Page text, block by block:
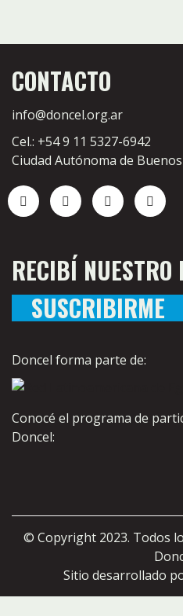
CONTACTO
info@doncel.org.ar
Cel.: +54 9 11 5327-6942
Ciudad Autónoma de
RECIBÍ NUESTRO
SUSCRIBIRME
Doncel forma parte de:
Conocé el programa de
Doncel:
© Copyright 2023. Todos
Sitio desarrollado